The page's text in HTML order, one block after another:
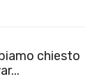
chiesto